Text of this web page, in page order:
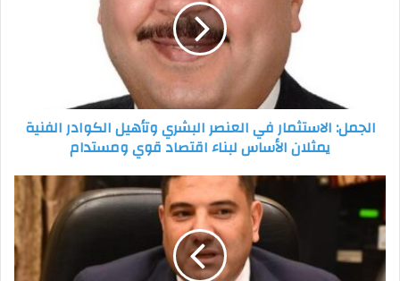
الأساس
قوي
الجمل: الاستثمار في العنصر البشري وتأهيل الكوادر الفنية
يمثلان الأساس لبناء اقتصاد قوي ومستدام
أحمد
المجيد:
أحلام
التوسع
الإسرائيلي